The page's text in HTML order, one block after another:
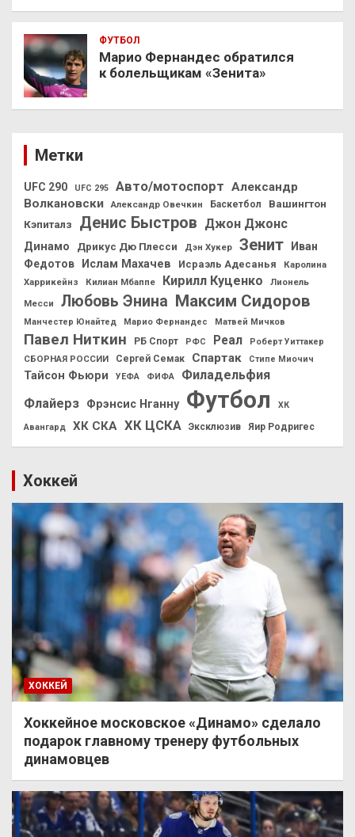
ФУТБОЛ
Марио Фернандес обратился
к болельщикам «Зенита»
Метки
UFC 290 UFC 295 Авто/мотоспорт Александр
Волкановски
Александр Овечкин Баскетбол
Вашингтон
Кэпиталз
Денис Быстров Джон Джонс
Динамо Дрикус Дю Плесси Дэн Хукер Зенит
Иван
Федотов
Ислам Махачев Исраэль Адесанья
Каролина
Харрикейнз
Килиан Мбаппе Кирилл Куценко
Лионель
Месси
Любовь Энина Максим Сидоров
Манчестер Юнайтед Марио Фернандес Матвей Мичков
Павел Ниткин РБ Спорт РФС Реал Роберт Уиттакер
СБОРНАЯ РОССИИ Сергей Семак Спартак Стипе Миочич
Тайсон Фьюри УЕФА ФИФА
Филадельфия
Флайерз Фрэнсис Нганну Футбол ХК
Авангард ХК СКА ХК ЦСКА Эксклюзив Яир Родригес
Хоккей
ХОККЕЙ
Хоккейное московское «Динамо» сделало
подарок главному тренеру футбольных
динамовцев